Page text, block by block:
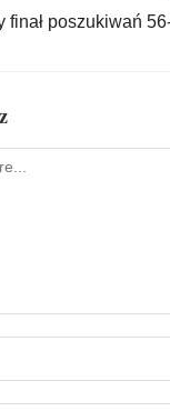
finał poszukiwań